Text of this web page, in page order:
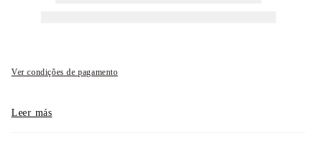
Ver condições de pagamento
Leer más